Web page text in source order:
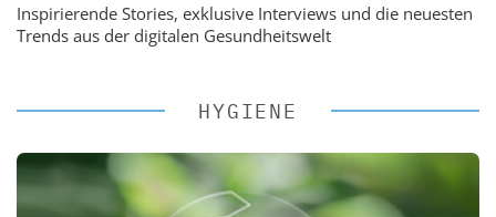
Inspirierende Stories, exklusive Interviews und die neuesten
Trends aus der digitalen Gesundheitswelt
HYGIENE